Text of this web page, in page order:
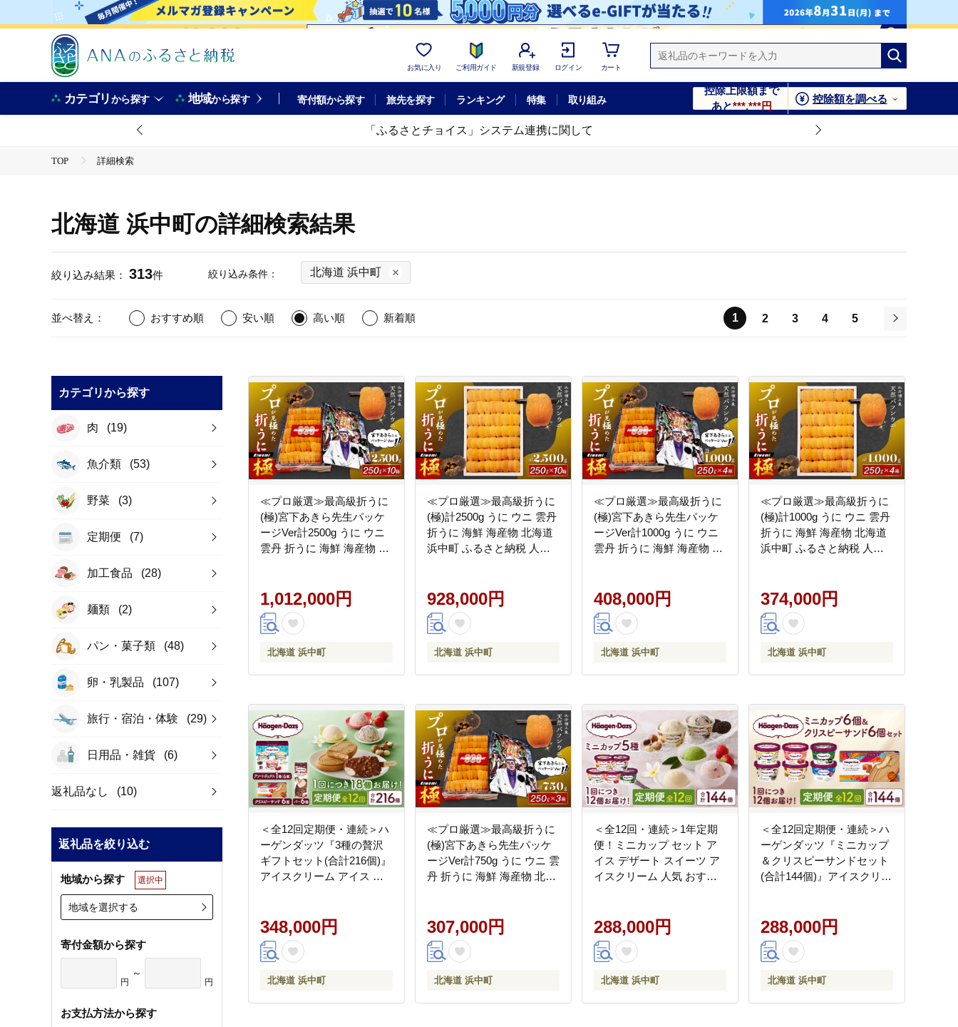
お気に入り ご利用ガイド 新規登録 ログイン カート
カテゴリから探す 地域から探す 寄付額から探す 旅先を探す ランキング 特集 取り組み
控除上限額まで
あと***,***円
控除額を調べる
「ふるさとチョイス」システム連携に関して
TOP 詳細検索
北海道 浜中町の詳細検索結果
絞り込み結果： 313件 絞り込み条件： 北海道 浜中町
並べ替え： おすすめ順 安い順 高い順 新着順 1 2 3 4
5
カテゴリから探す
肉 (19)
魚介類 (53)
野菜 (3)
定期便 (7)
加工食品 (28)
麺類 (2)
パン・菓子類 (48)
卵・乳製品 (107)
旅行・宿泊・体験 (29)
日用品・雑貨 (6)
返礼品なし (10)
返礼品を絞り込む
地域から探す 選択中
地域を選択する
寄付金額から探す
円
～
円
お支払方法から探す
≪プロ厳選≫最高級折うに
(極)宮下あきら先生パッケ
ージVer計2500g うに ウニ
雲丹 折うに 海鮮 海産物 北
1,012,000円
北海道 浜中町
≪プロ厳選≫最高級折うに
(極)計2500g うに ウニ 雲丹
折うに 海鮮 海産物 北海道
浜中町 ふるさと納税 人気
928,000円
北海道 浜中町
≪プロ厳選≫最高級折うに
(極)宮下あきら先生パッケ
ージVer計1000g うに ウニ
雲丹 折うに 海鮮 海産物 北
408,000円
北海道 浜中町
≪プロ厳選≫最高級折うに
(極)計1000g うに ウニ 雲丹
折うに 海鮮 海産物 北海道
浜中町 ふるさと納税 人気
374,000円
北海道 浜中町
＜全12回定期便・連続＞ハ
ーゲンダッツ『3種の贅沢
ギフトセット(合計216個)』
アイスクリーム アイス ス
348,000円
北海道 浜中町
≪プロ厳選≫最高級折うに
(極)宮下あきら先生パッケ
ージVer計750g うに ウニ 雲
丹 折うに 海鮮 海産物 北海
307,000円
北海道 浜中町
＜全12回・連続＞1年定期
便！ミニカップ セット ア
イス デザート スイーツ ア
イスクリーム 人気 おすす
ト ギフト_H0016-159
288,000円
北海道 浜中町
＜全12回定期便・連続＞ハ
ーゲンダッツ『ミニカップ
＆クリスピーサンドセット
(合計144個)』アイスクリー
288,000円
北海道 浜中町